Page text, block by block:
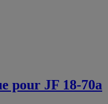
pour JF 18-70a